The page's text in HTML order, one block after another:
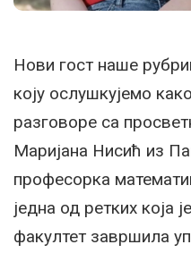
Нови гост наше
коју ослушкујемо
разговоре са
Маријана Нисић из
професорка
једна од ретких која
факултет завршила